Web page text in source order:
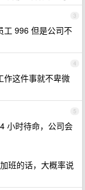
3
工 996 但是公司不
4
作这件事就不卑微
5
小时待命，公司会
班的话，大概率说